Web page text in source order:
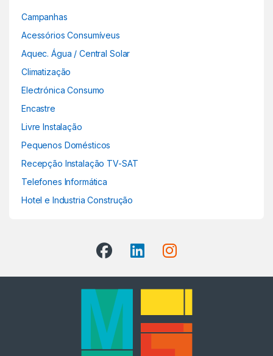
Campanhas
Acessórios Consumíveus
Aquec. Água / Central Solar
Climatização
Electrónica Consumo
Encastre
Livre Instalação
Pequenos Domésticos
Recepção Instalação TV-SAT
Telefones Informática
Hotel e Industria Construção